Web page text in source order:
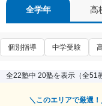
全学年 高
個別指導 中学受験
全22塾中 20塾を表示（全51
＼このエリアで厳選！